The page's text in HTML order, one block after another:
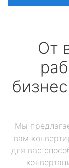
От
Мы
вам
для вас